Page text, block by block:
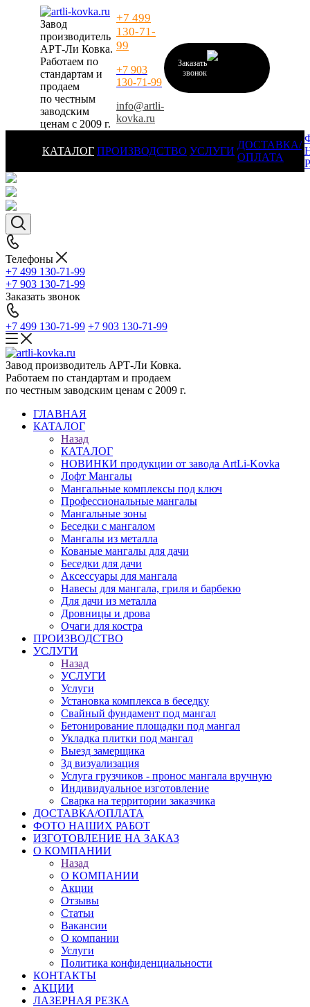
Завод
производитель
АРТ-Ли Ковка.
Работаем по
стандартам и
продаем
по честным
заводским
ценам с 2009 г.
+7 499
130-71-
99
+7 903
130-71-99
info@artli-
kovka.ru
Заказать
звонок
КАТАЛОГ ПРОИЗВОДСТВО УСЛУГИ
ДОСТАВКА/
ОПЛАТА
Телефоны
+7 499 130-71-99
+7 903 130-71-99
Заказать звонок
+7 499 130-71-99 +7 903 130-71-99
Завод производитель АРТ-Ли Ковка.
Работаем по стандартам и продаем
по честным заводским ценам с 2009 г.
ГЛАВНАЯ
КАТАЛОГ
Назад
КАТАЛОГ
НОВИНКИ продукции от завода ArtLi-Kovka
Лофт Мангалы
Мангальные комплексы под ключ
Профессиональные мангалы
Мангальные зоны
Беседки с мангалом
Мангалы из металла
Кованые мангалы для дачи
Беседки для дачи
Аксессуары для мангала
Навесы для мангала, гриля и барбекю
Для дачи из металла
Дровницы и дрова
Очаги для костра
ПРОИЗВОДСТВО
УСЛУГИ
Назад
УСЛУГИ
Услуги
Установка комплекса в беседку
Свайный фундамент под мангал
Бетонирование площадки под мангал
Укладка плитки под мангал
Выезд замерщика
3д визуализация
Услуга грузчиков - пронос мангала вручную
Индивидуальное изготовление
Сварка на территории заказчика
ДОСТАВКА/ОПЛАТА
ФОТО НАШИХ РАБОТ
ИЗГОТОВЛЕНИЕ НА ЗАКАЗ
О КОМПАНИИ
Назад
О КОМПАНИИ
Акции
Отзывы
Статьи
Вакансии
О компании
Услуги
Политика конфиденциальности
КОНТАКТЫ
АКЦИИ
ЛАЗЕРНАЯ РЕЗКА